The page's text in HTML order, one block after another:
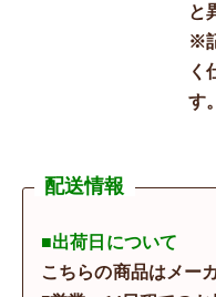
と
※
く
す。
配送情報
■出荷日について
こちらの商品はメー